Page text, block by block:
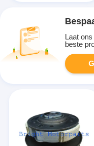
Laat
beste